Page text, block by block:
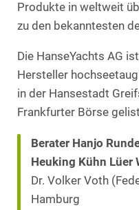
Produkte in weltweit
zu den bekanntesten
Die HanseYachts AG
Hersteller
in der Hansestadt
Frankfurter Börse
Berater Hanjo
Heuking Kühn Lüer
Dr. Volker Voth
Hamburg